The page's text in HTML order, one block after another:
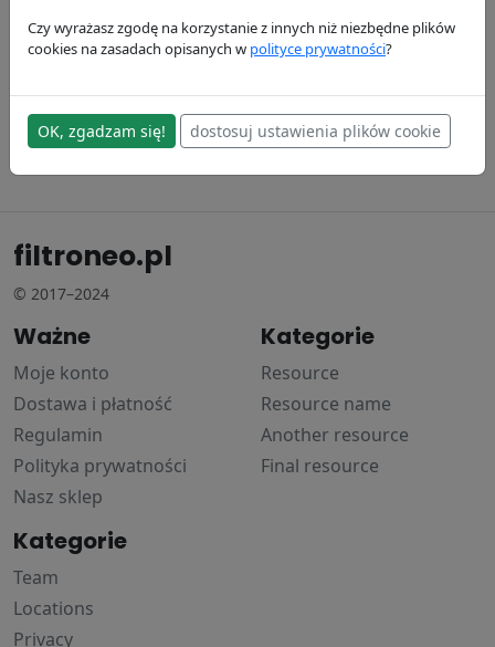
P556245
Donaldson
16.65 zł
filtroneo.pl
© 2017–2024
Ważne
Moje konto
Dostawa i płatność
Regulamin
Polityka prywatności
Nasz sklep
Kategorie
Resource
Resource name
Another resource
Final resource
Kategorie
Team
Locations
Privacy
Czy wyrażasz zgodę na korzystanie z innych niż niezbędne plików
cookies na zasadach opisanych w polityce prywatności?
OK, zgadzam się! dostosuj ustawienia plików cookie